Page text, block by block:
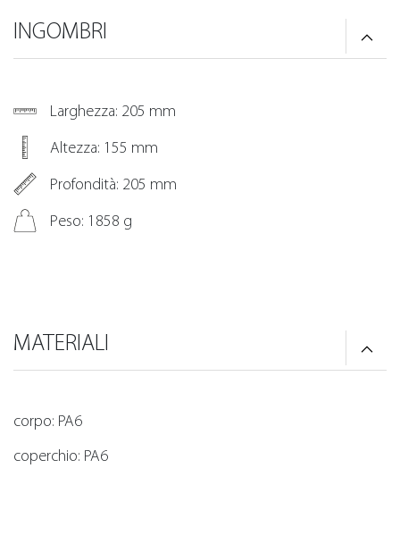
INGOMBRI
Larghezza: 205 mm
Altezza: 155 mm
Profondità: 205 mm
Peso: 1858 g
MATERIALI
corpo: PA6
coperchio: PA6